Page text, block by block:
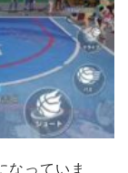
なっていま